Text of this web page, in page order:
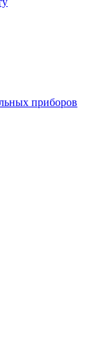
приборов